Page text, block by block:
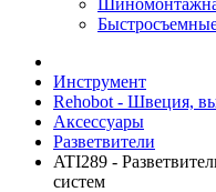
Инструмент
Rehobot - Швеция,
Аксессуары
Разветвители
ATI289 -
систем